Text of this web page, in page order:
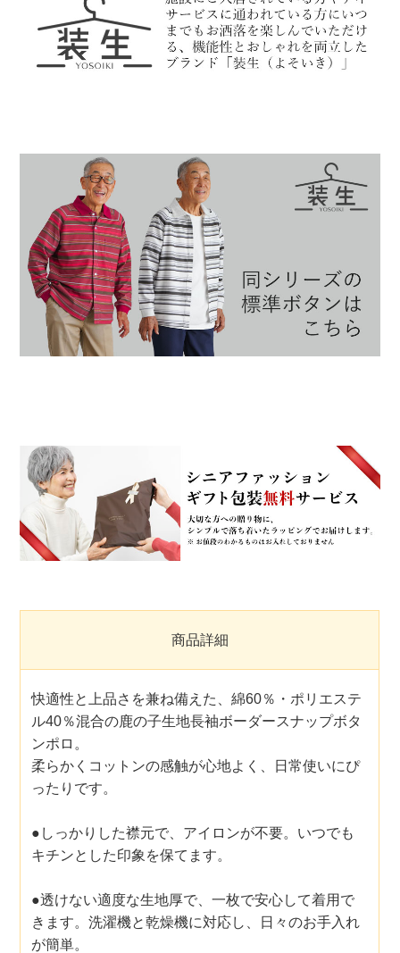
商品詳細
快適性と上品さを兼ね備えた、綿60％・ポリエステ
ル40％混合の鹿の子生地長袖ボーダースナップボタ
ンポロ。
柔らかくコットンの感触が心地よく、日常使いにぴ
ったりです。
●しっかりした襟元で、アイロンが不要。いつでも
キチンとした印象を保てます。
●透けない適度な生地厚で、一枚で安心して着用で
きます。洗濯機と乾燥機に対応し、日々のお手入れ
が簡単。